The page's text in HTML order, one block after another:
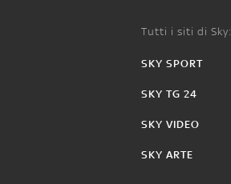
Tutti i siti di Sky:
SKY SPORT
SKY TG 24
SKY VIDEO
SKY ARTE